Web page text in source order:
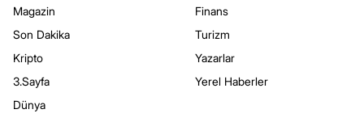
Magazin
Son Dakika
Kripto
3.Sayfa
Dünya
Finans
Turizm
Yazarlar
Yerel Haberler